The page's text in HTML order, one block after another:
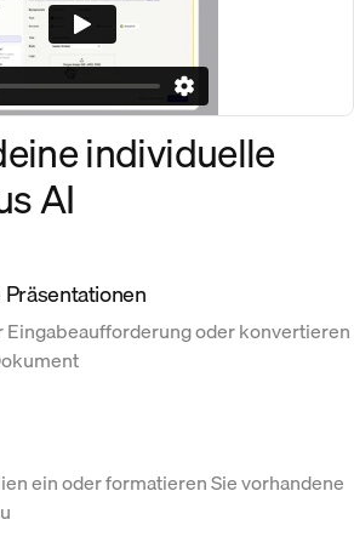
individuelle
AI
Eingabeaufforderung oder konvertieren
ein oder formatieren Sie vorhandene